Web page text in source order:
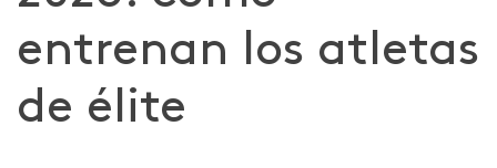
entrenan los atletas
de élite​